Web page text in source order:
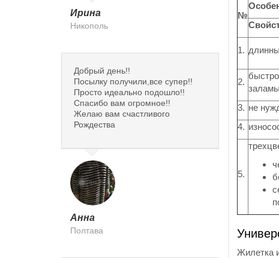
№
1.
2.
3. не
4.
5.
Жилетка
Ирина
Никополь
Добрый день!!
Посылку получили,все супер!!
Просто идеально подошло!!
Спасибо вам огромное!!
Желаю вам счастливого
Рождества
Анна
Полтава